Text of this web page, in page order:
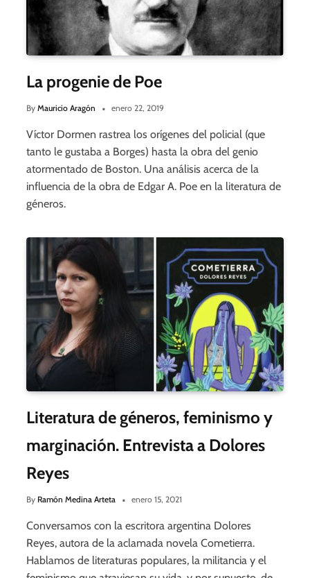
La progenie de Poe
By Mauricio Aragón enero 22, 2019
Víctor Dormen rastrea los orígenes del policial (que
tanto le gustaba a Borges) hasta la obra del genio
atormentado de Boston. Una análisis acerca de la
influencia de la obra de Edgar A. Poe en la literatura de
géneros.
Literatura de géneros, feminismo y
marginación. Entrevista a Dolores
Reyes
By Ramón Medina Arteta enero 15, 2021
Conversamos con la escritora argentina Dolores
Reyes, autora de la aclamada novela Cometierra.
Hablamos de literaturas populares, la militancia y el